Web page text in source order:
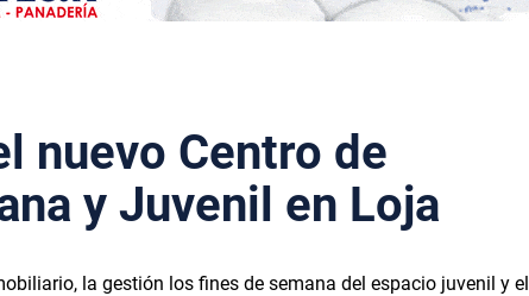
nuevo Centro de
y Juvenil en Loja
la gestión los fines de semana del espacio juvenil y el